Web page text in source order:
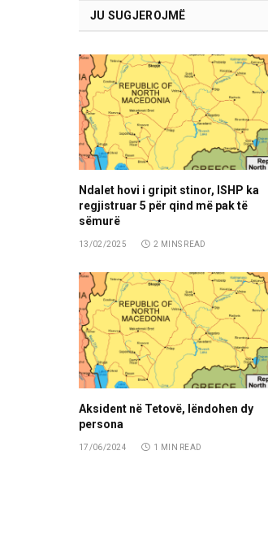
JU SUGJEROJMË
Ndalet hovi i gripit stinor, ISHP ka
regjistruar 5 për qind më pak të
sëmurë
13/02/2025 2 MINS READ
Aksident në Tetovë, lëndohen dy
persona
17/06/2024 1 MIN READ